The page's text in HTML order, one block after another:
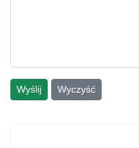
Wyślij Wyczyść